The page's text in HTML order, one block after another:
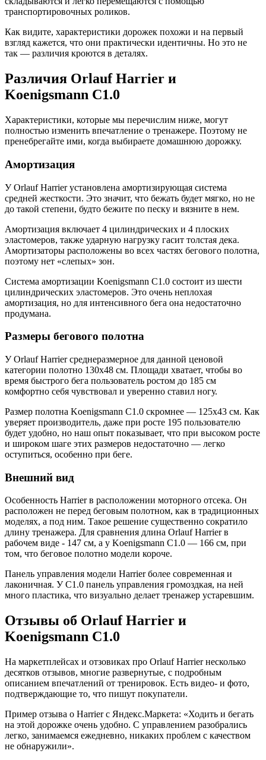
транспортировочных роликов.
Как видите, характеристики дорожек похожи и на первый
взгляд кажется, что они практически идентичны. Но это не
так — различия кроются в деталях.
Различия Orlauf Harrier и
Koenigsmann C1.0
Характеристики, которые мы перечислим ниже, могут
полностью изменить впечатление о тренажере. Поэтому не
пренебрегайте ими, когда выбираете домашнюю дорожку.
Амортизация
У Orlauf Harrier установлена амортизирующая система
средней жесткости. Это значит, что бежать будет мягко, но не
до такой степени, будто бежите по песку и вязните в нем.
Амортизация включает 4 цилиндрических и 4 плоских
эластомеров, также ударную нагрузку гасит толстая дека.
Амортизаторы расположены во всех частях бегового полотна,
поэтому нет «слепых» зон.
Система амортизации Koenigsmann С1.0 состоит из шести
цилиндрических эластомеров. Это очень неплохая
амортизация, но для интенсивного бега она недостаточно
продумана.
Размеры бегового полотна
У Orlauf Harrier среднеразмерное для данной ценовой
категории полотно 130х48 см. Площади хватает, чтобы во
время быстрого бега пользователь ростом до 185 см
комфортно себя чувствовал и уверенно ставил ногу.
Размер полотна Koenigsmann С1.0 скромнее — 125х43 см. Как
уверяет производитель, даже при росте 195 пользователю
будет удобно, но наш опыт показывает, что при высоком росте
и широком шаге этих размеров недостаточно — легко
оступиться, особенно при беге.
Внешний вид
Особенность Harrier в расположении моторного отсека. Он
расположен не перед беговым полотном, как в традиционных
моделях, а под ним. Такое решение существенно сократило
длину тренажера. Для сравнения длина Orlauf Harrier в
рабочем виде - 147 см, а у Koenigsmann С1.0 — 166 см, при
том, что беговое полотно модели короче.
Панель управления модели Harrier более современная и
лаконичная. У С1.0 панель управления громоздкая, на ней
много пластика, что визуально делает тренажер устаревшим.
Отзывы об Orlauf Harrier и
Koenigsmann C1.0
На маркетплейсах и отзовиках про Orlauf Harrier несколько
десятков отзывов, многие развернутые, с подробным
описанием впечатлений от тренировок. Есть видео- и фото,
подтверждающие то, что пишут покупатели.
Пример отзыва о Harrier с Яндекс.Маркета: «Ходить и бегать
на этой дорожке очень удобно. С управлением разобрались
легко, занимаемся ежедневно, никаких проблем с качеством
не обнаружили».